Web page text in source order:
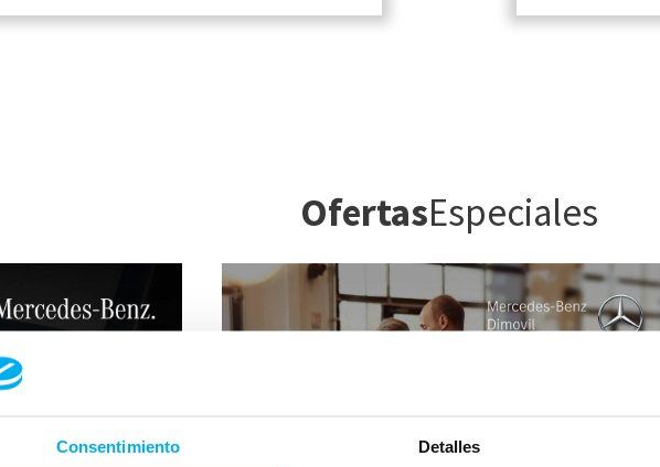
Consentimiento Detalles
OfertasEspeciales